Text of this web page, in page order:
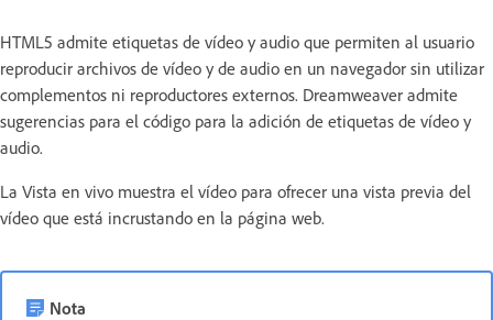
HTML5 admite etiquetas de vídeo y audio que permiten al usuario
reproducir archivos de vídeo y de audio en un navegador sin utilizar
complementos ni reproductores externos. Dreamweaver admite
sugerencias para el código para la adición de etiquetas de vídeo y
audio.
La Vista en vivo muestra el vídeo para ofrecer una vista previa del
vídeo que está incrustando en la página web.
Nota